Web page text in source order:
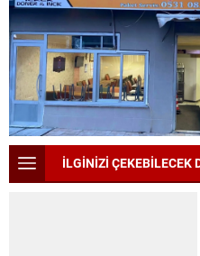
İLGİNİZİ ÇEKEBİLECEK